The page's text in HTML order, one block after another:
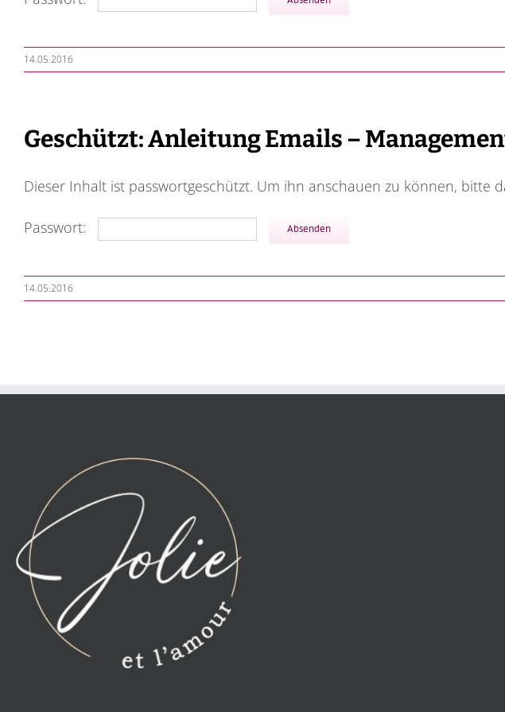
14.05.2016
Geschützt: Anleitung Emails –
Dieser Inhalt ist passwortgeschützt. Um ihn anschauen zu können, bitte
Passwort:
14.05.2016